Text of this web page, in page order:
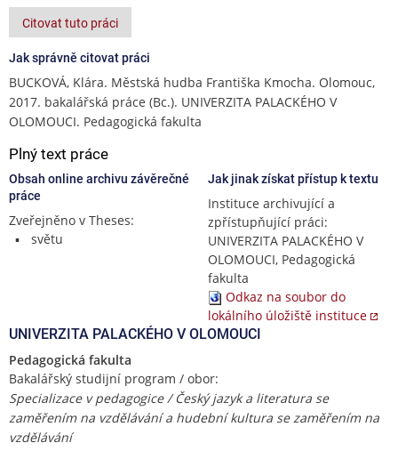
Citovat tuto práci
Jak správně citovat práci
BUCKOVÁ, Klára. Městská hudba Františka Kmocha. Olomouc,
2017. bakalářská práce (Bc.). UNIVERZITA PALACKÉHO V
OLOMOUCI. Pedagogická fakulta
Plný text práce
Obsah online archivu závěrečné
práce
Zveřejněno v Theses:
světu
Jak jinak získat přístup k textu
Instituce archivující a
zpřístupňující práci:
UNIVERZITA PALACKÉHO V
OLOMOUCI, Pedagogická
fakulta
Odkaz na soubor do
lokálního úložiště instituce
UNIVERZITA PALACKÉHO V OLOMOUCI
Pedagogická fakulta
Bakalářský studijní program / obor:
Specializace v pedagogice / Český jazyk a literatura se
zaměřením na vzdělávání a hudební kultura se zaměřením na
vzdělávání